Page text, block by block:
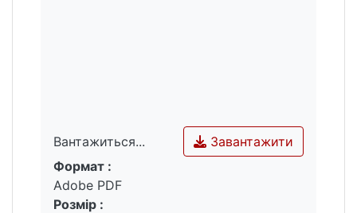
Вантажиться...
Вантажиться...
Завантажити
Формат :
Adobe PDF
Розмір :